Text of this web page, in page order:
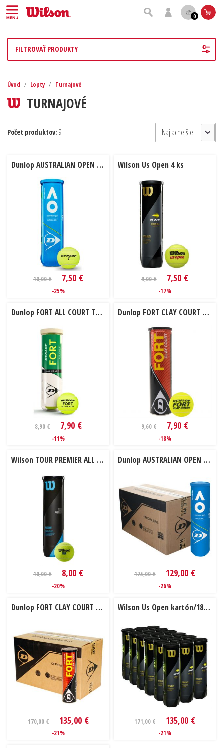
0
FILTROVAŤ PRODUKTY
Úvod / Lopty / Turnajové
TURNAJOVÉ
Počet produktov: 9
Dunlop AUSTRALIAN OPEN 4ks
10,00 € 7,50 €
-25%
Wilson Us Open 4 ks
9,00 € 7,50 €
-17%
Dunlop FORT ALL COURT TS 4ks
8,90 € 7,90 €
-11%
Dunlop FORT CLAY COURT 4 ks
9,60 € 7,90 €
-18%
Wilson TOUR PREMIER ALL COURT 4ks
10,00 € 8,00 €
-20%
Dunlop AUSTRALIAN OPEN 18 dóz
175,00 € 129,00 €
-26%
Dunlop FORT CLAY COURT 18 dóz
170,00 € 135,00 €
-21%
Wilson Us Open kartón/18 dóz
171,00 € 135,00 €
-21%